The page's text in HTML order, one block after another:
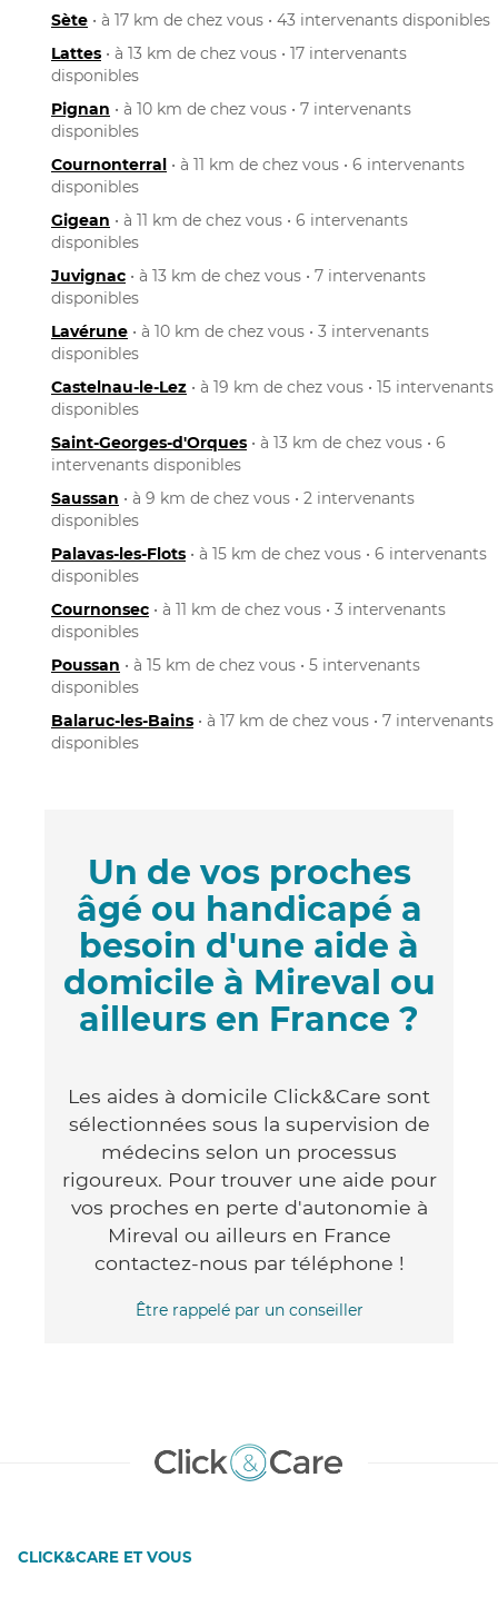
Sète • à 17 km de chez vous • 43 intervenants disponibles
Lattes • à 13 km de chez vous • 17 intervenants
disponibles
Pignan • à 10 km de chez vous • 7 intervenants
disponibles
Cournonterral • à 11 km de chez vous • 6 intervenants
disponibles
Gigean • à 11 km de chez vous • 6 intervenants
disponibles
Juvignac • à 13 km de chez vous • 7 intervenants
disponibles
Lavérune • à 10 km de chez vous • 3 intervenants
disponibles
Castelnau-le-Lez • à 19 km de chez vous • 15 intervenants
disponibles
Saint-Georges-d'Orques • à 13 km de chez vous • 6
intervenants disponibles
Saussan • à 9 km de chez vous • 2 intervenants
disponibles
Palavas-les-Flots • à 15 km de chez vous • 6 intervenants
disponibles
Cournonsec • à 11 km de chez vous • 3 intervenants
disponibles
Poussan • à 15 km de chez vous • 5 intervenants
disponibles
Balaruc-les-Bains • à 17 km de chez vous • 7 intervenants
disponibles
Un de vos proches
âgé ou handicapé a
besoin d'une aide à
domicile à Mireval ou
ailleurs en France ?
Les aides à domicile Click&Care sont
sélectionnées sous la supervision de
médecins selon un processus
rigoureux. Pour trouver une aide pour
vos proches en perte d'autonomie à
Mireval ou ailleurs en France
contactez-nous par téléphone !
Être rappelé par un conseiller
CLICK&CARE ET VOUS